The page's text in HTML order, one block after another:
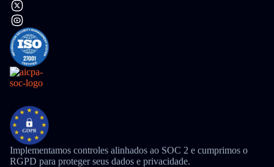
Implementamos controles alinhados ao SOC 2 e cumprimos o
RGPD para proteger seus dados e privacidade.